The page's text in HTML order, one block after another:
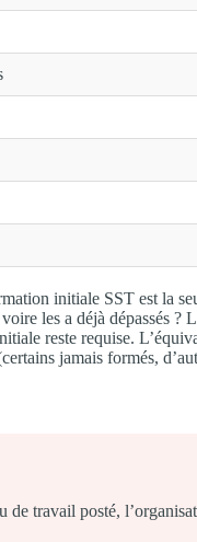
initiale SST est la
les a déjà dépassés
reste requise.
jamais formés,
travail posté,